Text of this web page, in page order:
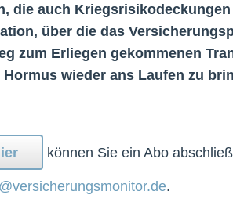
die auch
über die das
zum Erliegen gekommenen
wieder ans Laufen zu
können Sie ein Abo
.